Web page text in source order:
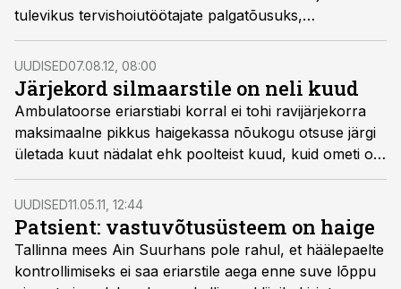
tulevikus tervishoiutöötajate palgatõusuks,
ravijärjekordade lühendamiseks ja tervishoiuteenuste
hinnatõusu katmiseks.
UUDISED07.08.12, 08:00
Järjekord silmaarstile on neli kuud
Ambulatoorse eriarstiabi korral ei tohi ravijärjekorra
maksimaalne pikkus haigekassa nõukogu otsuse järgi
ületada kuut nädalat ehk poolteist kuud, kuid ometi on
mitmel erialal tunduvalt pikemaid ooteaegu.
UUDISED11.05.11, 12:44
Patsient: vastuvõtusüsteem on haige
Tallinna mees Ain Suurhans pole rahul, et häälepaelte
kontrollimiseks ei saa eriarstile aega enne suve lõppu